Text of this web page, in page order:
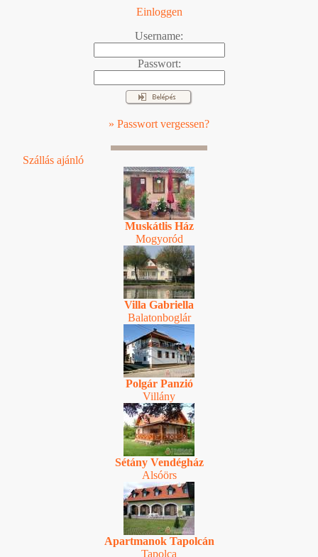
Einloggen
Username:
Passwort:
» Passwort vergessen?
Szállás ajánló
Muskátlis Ház
Mogyoród
Villa Gabriella
Balatonboglár
Polgár Panzió
Villány
Sétány Vendégház
Alsóörs
Apartmanok Tapolcán
Tapolca